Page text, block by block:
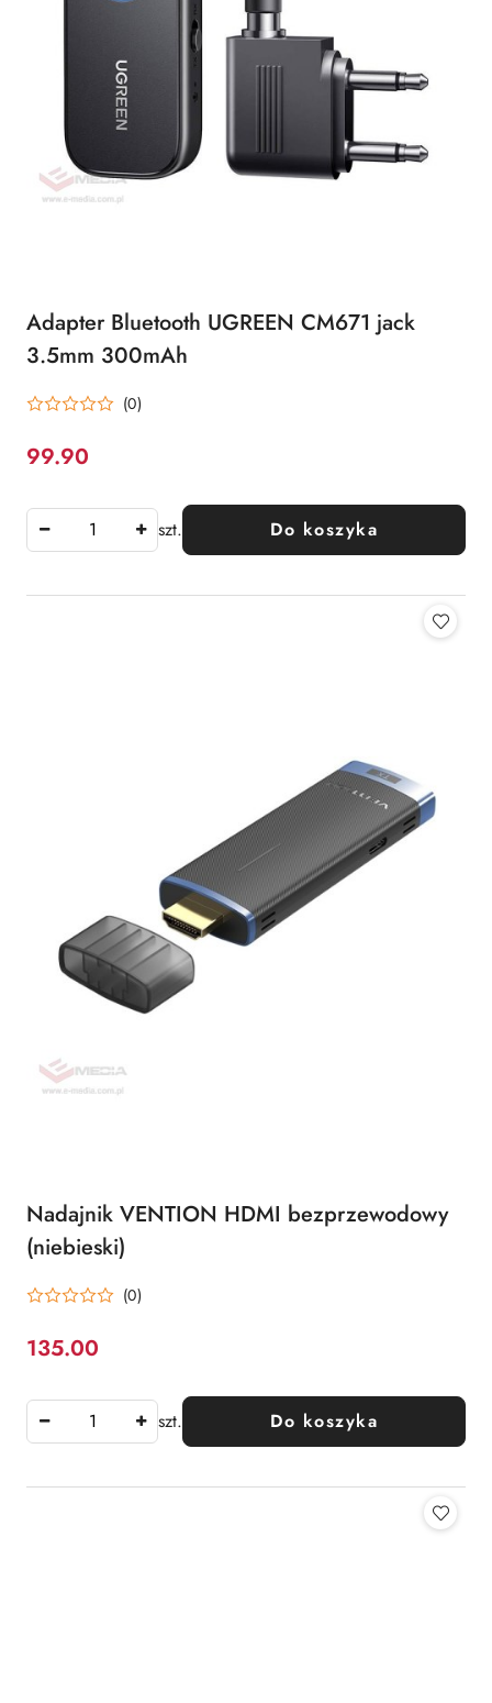
Adapter Bluetooth UGREEN CM671 jack
3.5mm 300mAh
(0)
Cena:
99.90
szt. Do koszyka
Nadajnik VENTION HDMI bezprzewodowy
(niebieski)
(0)
Cena:
135.00
szt. Do koszyka